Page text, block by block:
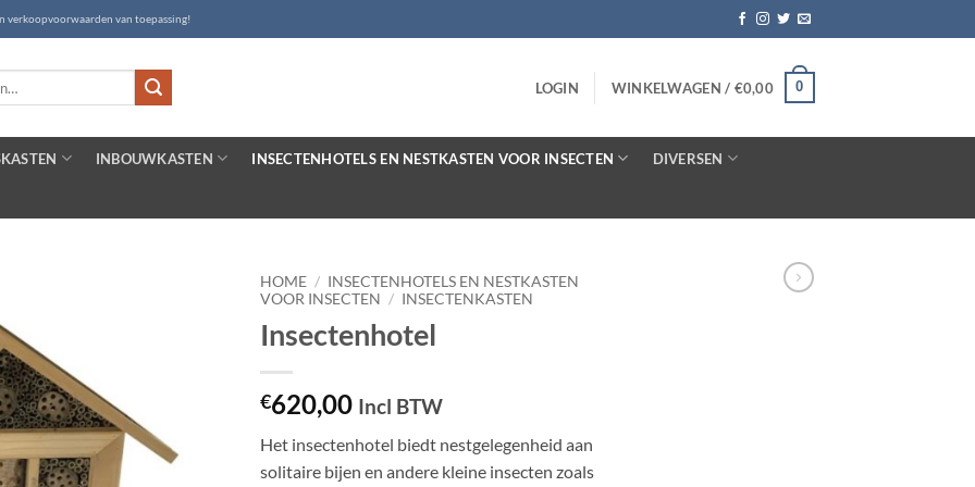
verkoopvoorwaarden van toepassing!
LOGIN WINKELWAGEN / €0,00 0
INBOUWKASTEN INSECTENHOTELS EN NESTKASTEN VOOR INSECTEN DIVERSEN
HOME / INSECTENHOTELS EN NESTKASTEN
VOOR INSECTEN / INSECTENKASTEN
Insectenhotel
€620,00 Incl BTW
Het insectenhotel biedt nestgelegenheid aan
solitaire bijen en andere kleine insecten zoals